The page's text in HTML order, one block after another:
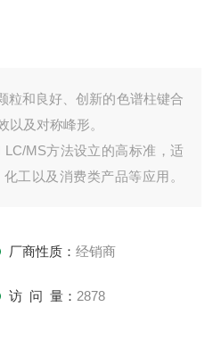
粒和良好、创新的色谱柱键合
以及对称峰形。
MS方法设立的高标准，适
工以及消费类产品等应用。
厂商性质： 经销商
访 问 量： 2878